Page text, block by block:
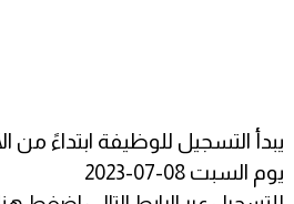
يوم السبت 08-07-2023